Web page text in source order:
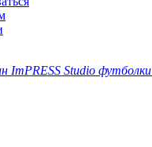
ImPRESS Studio футболки